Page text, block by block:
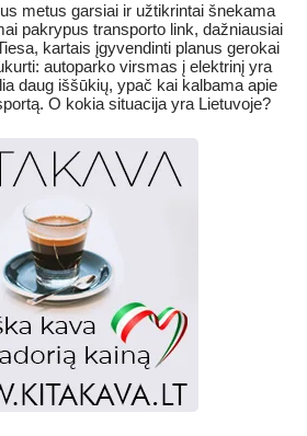
metus garsiai ir užtikrintai šnekama
pakrypus transporto link, dažniausiai
kartais įgyvendinti planus gerokai
autoparko virsmas į elektrinį yra
daug iššūkių, ypač kai kalbama apie
O kokia situacija yra Lietuvoje?